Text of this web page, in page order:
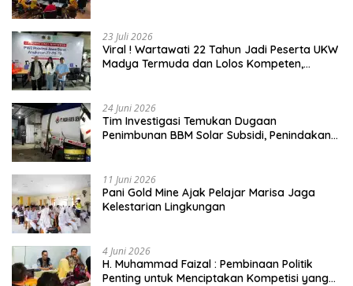
23 Juli 2026
Viral ! Wartawati 22 Tahun Jadi Peserta UKW
Madya Termuda dan Lolos Kompeten,
24 Juni 2026
Tim Investigasi Temukan Dugaan
Penimbunan BBM Solar Subsidi, Penindakan
11 Juni 2026
Pani Gold Mine Ajak Pelajar Marisa Jaga
Kelestarian Lingkungan
4 Juni 2026
H. Muhammad Faizal : Pembinaan Politik
Penting untuk Menciptakan Kompetisi yang